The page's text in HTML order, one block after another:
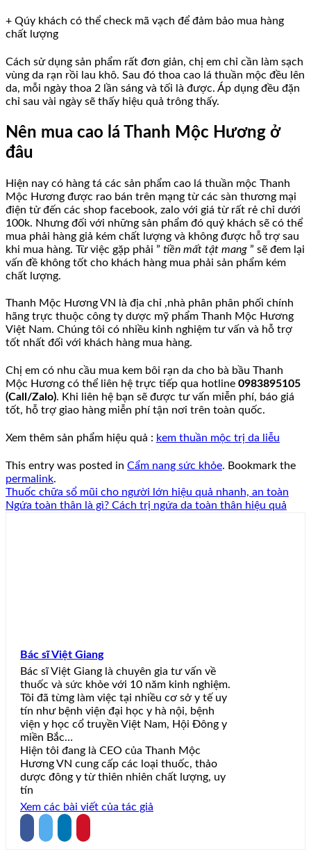
+ Qúy khách có thể check mã vạch để đảm bảo mua hàng
chất lượng
Cách sử dụng sản phẩm rất đơn giản, chị em chỉ cần làm sạch
vùng da rạn rồi lau khô. Sau đó thoa cao lá thuần mộc đều lên
da, mỗi ngày thoa 2 lần sáng và tối là được. Áp dụng đều đặn
chỉ sau vài ngày sẽ thấy hiệu quả trông thấy.
Nên mua cao lá Thanh Mộc Hương ở
đâu
Hiện nay có hàng tá các sản phẩm cao lá thuần mộc Thanh
Mộc Hương được rao bán trên mạng từ các sàn thương mại
điện tử đến các shop facebook, zalo với giá từ rất rẻ chỉ dưới
100k. Nhưng đối với những sản phẩm đó quý khách sẽ có thể
mua phải hàng giả kém chất lượng và không được hỗ trợ sau
khi mua hàng. Từ việc gặp phải ” tiền mất tật mang ” sẽ đem lại
vấn đề không tốt cho khách hàng mua phải sản phẩm kém
chất lượng.
Thanh Mộc Hương VN là địa chỉ ,nhà phân phân phối chính
hãng trực thuộc công ty dược mỹ phẩm Thanh Mộc Hương
Việt Nam. Chúng tôi có nhiều kinh nghiệm tư vấn và hỗ trợ
tốt nhất đối với khách hàng mua hàng.
Chị em có nhu cầu mua kem bôi rạn da cho bà bầu Thanh
Mộc Hương có thể liên hệ trực tiếp qua hotline 0983895105
(Call/Zalo). Khi liên hệ bạn sẽ được tư vấn miễn phí, báo giá
tốt, hỗ trợ giao hàng miễn phí tận nơi trên toàn quốc.
Xem thêm sản phẩm hiệu quả : kem thuần mộc trị da liễu
This entry was posted in Cẩm nang sức khỏe. Bookmark the
permalink.
Thuốc chữa sổ mũi cho người lớn hiệu quả nhanh, an toàn
Ngứa toàn thân là gì? Cách trị ngứa da toàn thân hiệu quả
Bác sĩ Việt Giang
Bác sĩ Việt Giang là chuyên gia tư vấn về
thuốc và sức khỏe với 10 năm kinh nghiệm.
Tôi đã từng làm việc tại nhiều cơ sở y tế uy
tín như bệnh viện đại học y hà nội, bệnh
viện y học cổ truyền Việt Nam, Hội Đông y
miền Bắc…
Hiện tôi đang là CEO của Thanh Mộc
Hương VN cung cấp các loại thuốc, thảo
dược đông y từ thiên nhiên chất lượng, uy
tín
Xem các bài viết của tác giả